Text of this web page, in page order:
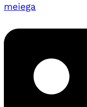
meiega